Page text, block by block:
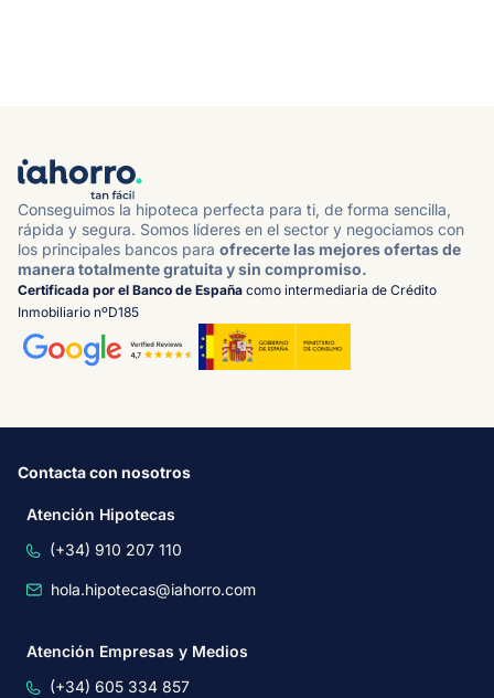
Conseguimos la hipoteca perfecta para ti, de forma sencilla,
rápida y segura. Somos líderes en el sector y negociamos con
los principales bancos para ofrecerte las mejores ofertas de
manera totalmente gratuita y sin compromiso.
Certificada por el Banco de España como intermediaria de Crédito
Inmobiliario nºD185
Contacta con nosotros
Atención Hipotecas
(+34) 910 207 110
hola.hipotecas@iahorro.com
Atención Empresas y Medios
(+34) 605 334 857